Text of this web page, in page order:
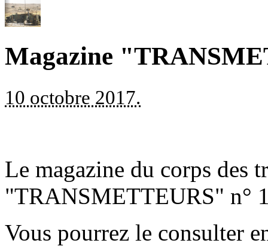
Magazine
10 octobre 2017.
Le magazine du corps des
"TRANSMETTEURS" n°
Vous pourrez le consulter